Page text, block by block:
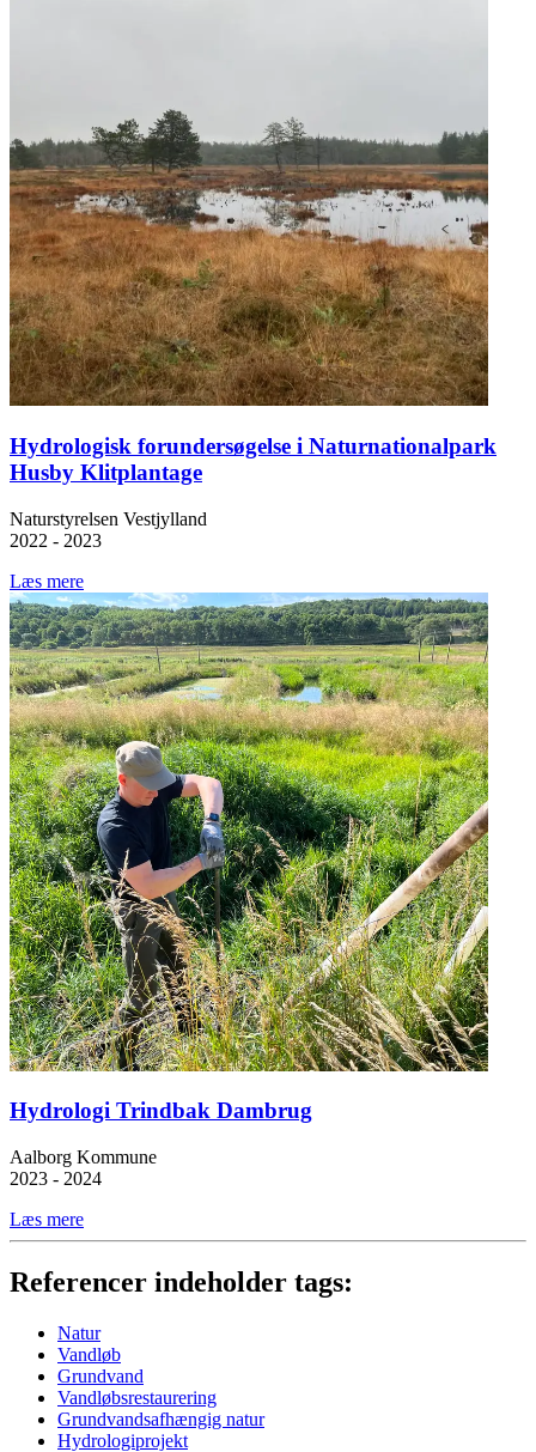
Hydrologisk forundersøgelse i Naturnationalpark
Husby Klitplantage
Naturstyrelsen Vestjylland
2022 - 2023
Læs mere
Hydrologi Trindbak Dambrug
Aalborg Kommune
2023 - 2024
Læs mere
Referencer indeholder tags:
Natur
Vandløb
Grundvand
Vandløbsrestaurering
Grundvandsafhængig natur
Hydrologiprojekt